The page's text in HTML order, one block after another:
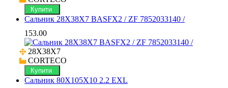
Купити
Сальник 28X38X7 BASFX2 / ZF 7852033140 /
153.00
28X38X7
CORTECO
Купити
Сальник 80X105X10 2.2 EXL